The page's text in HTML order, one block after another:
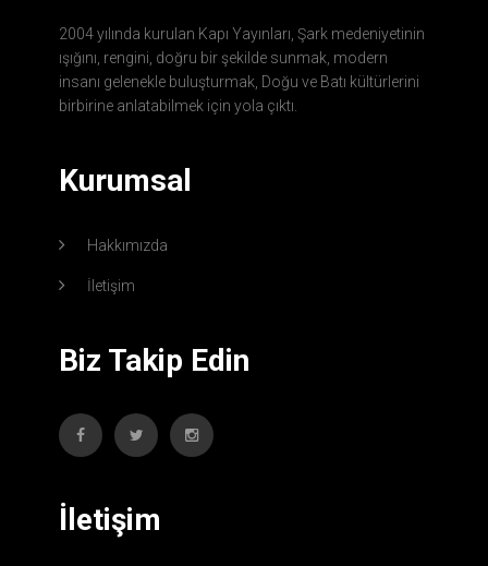
2004 yılında kurulan Kapı Yayınları, Şark medeniyetinin
ışığını, rengini, doğru bir şekilde sunmak, modern
insanı gelenekle buluşturmak, Doğu ve Batı kültürlerini
birbirine anlatabilmek için yola çıktı.
Kurumsal
Hakkımızda
İletişim
Biz Takip Edin
İletişim